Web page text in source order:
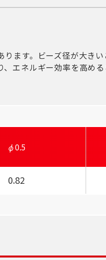
ます。ビーズ径が大き
エネルギー効率を高め
0.5
0.82